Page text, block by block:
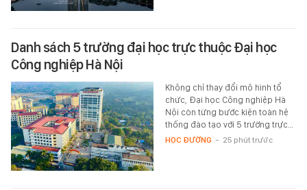
Danh sách 5 trường đại học trực thuộc Đại học
Công nghiệp Hà Nội
Không chỉ thay đổi mô hình tổ
chức, Đại học Công nghiệp Hà
Nội còn từng bước kiện toàn hệ
thống đào tạo với 5 trường trực…
HỌC ĐƯỜNG - 25 phút trước